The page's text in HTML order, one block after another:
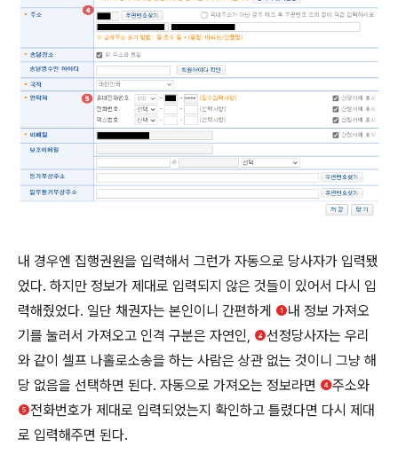
내 경우엔 집행권원을 입력해서 그런가 자동으로 당사자가 입력됐
었다. 하지만 정보가 제대로 입력되지 않은 것들이 있어서 다시 입
력해줬었다. 일단 채권자는 본인이니 간편하게 ❶내 정보 가져오
기를 눌러서 가져오고 인격 구분은 자연인, ❷선정당사자는 우리
와 같이 셀프 나홀로소송을 하는 사람은 상관 없는 것이니 그냥 해
당 없음을 선택하면 된다. 자동으로 가져오는 정보라면 ❹주소와
❺전화번호가 제대로 입력되었는지 확인하고 틀렸다면 다시 제대
로 입력해주면 된다.